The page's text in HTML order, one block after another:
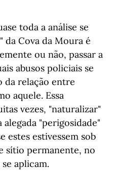
toda a análise se
da Cova da Moura é
ou não, passar a
abusos policiais se
da relação entre
aquele. Essa
vezes, "naturalizar"
alegada "perigosidade"
estes estivessem sob
sítio permanente, no
aplicam.